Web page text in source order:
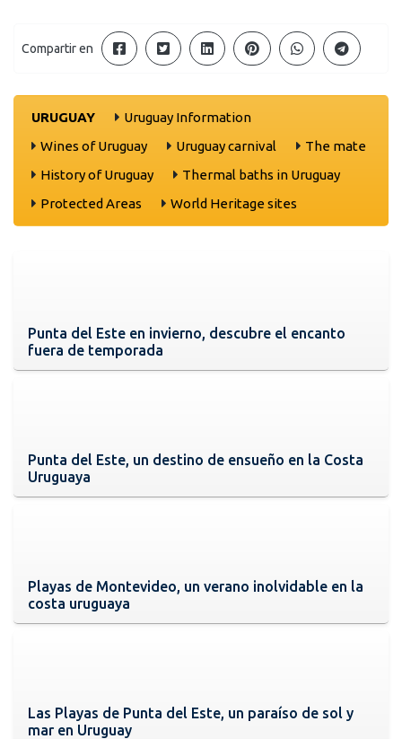
Compartir en
URUGUAY
Uruguay Information
Wines of Uruguay
Uruguay carnival
The mate
History of Uruguay
Thermal baths in Uruguay
Protected Areas
World Heritage sites
Punta del Este en invierno, descubre el encanto
fuera de temporada
Punta del Este, un destino de ensueño en la Costa
Uruguaya
Playas de Montevideo, un verano inolvidable en la
costa uruguaya
Las Playas de Punta del Este, un paraíso de sol y
mar en Uruguay